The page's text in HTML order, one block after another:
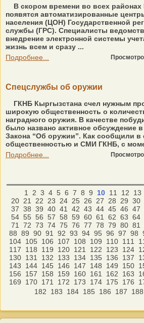
В скором времени во всех районах
появятся автоматизированные
населения (ЦОН) Государственной
службы (ГРС). Специалисты
внедрение электронной системы
жизнь всем и сразу ...
Подробнее...
Спецслужбы об оружии
ГКНБ Кыргызстана счел нужным
широкую общественность о
наградного оружия. В качестве
было названо активное обсуждение
Закона “Об оружии”. Как сообщили в
общественностью и СМИ ГКНБ, с
Подробнее...
1 2 3 4 5 6 7 8 9 10 11 12 13
20 21 22 23 24 25 26 27 28 29 30
37 38 39 40 41 42 43 44 45 46 47
54 55 56 57 58 59 60 61 62 63 64
71
72 73 74 75 76 77 78 79 80 81
88 89 90 91 92 93 94 95 96 97 98
104 105 106 107 108 109 110 111
117
118 119 120 121 122 123 124
130 131 132 133 134 135 136 137
143
144 145 146 147 148 149 150
156
157 158 159 160 161 162 163
169
170 171 172 173 174 175 176
182
183 184 185 186 187 188